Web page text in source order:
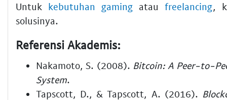
Untuk kebutuhan gaming atau freelancing,
solusinya.
Referensi Akademis:
Nakamoto, S. (2008). Bitcoin: A Peer-to-
System.
Tapscott, D., & Tapscott, A. (2016).